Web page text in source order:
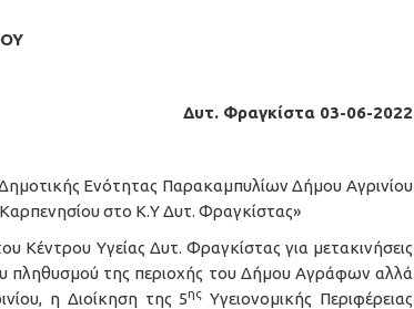
Δυτ. Φραγκίστα 03-06-2022
Ενότητας Παρακαμπυλίων Δήμου Αγρινίου
στο Κ.Υ Δυτ. Φραγκίστας»
Υγείας Δυτ. Φραγκίστας για μετακινήσεις
πληθυσμού της περιοχής του Δήμου Αγράφων αλλά
η Διοίκηση της 5ης Υγειονομικής Περιφέρειας